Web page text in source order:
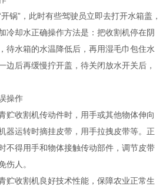
”，此时有些驾驶员立即去打开水箱盖，
冷却水正确操作方法是：把收割机停在阴
待水箱的水温降低后，再用湿毛巾包住水
边后再缓慢拧开盖，待关闭放水开关后，
操作
收割机传动件时，用手或其他物体伸向
器运转时摘挂皮带，用手拉拽皮带等。正
不得用手和物体接触传动部件，调节皮带
伤人。
收割机良好技术性能，保障农业正常生